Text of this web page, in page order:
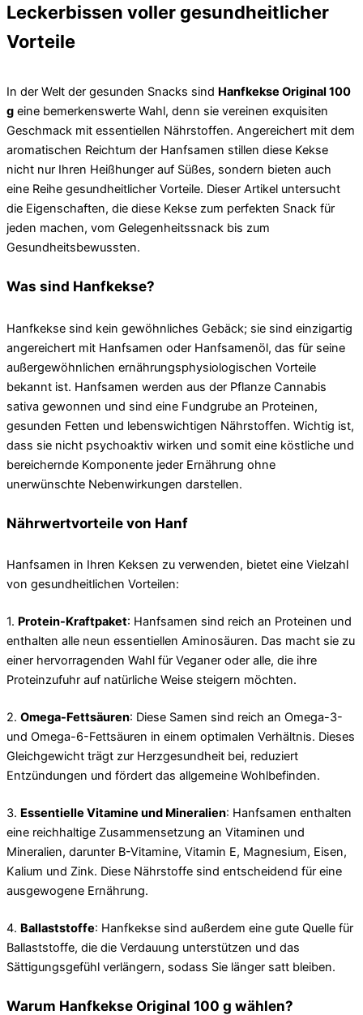
Leckerbissen voller gesundheitlicher
Vorteile
In der Welt der gesunden Snacks sind Hanfkekse Original 100
g eine bemerkenswerte Wahl, denn sie vereinen exquisiten
Geschmack mit essentiellen Nährstoffen. Angereichert mit dem
aromatischen Reichtum der Hanfsamen stillen diese Kekse
nicht nur Ihren Heißhunger auf Süßes, sondern bieten auch
eine Reihe gesundheitlicher Vorteile. Dieser Artikel untersucht
die Eigenschaften, die diese Kekse zum perfekten Snack für
jeden machen, vom Gelegenheitssnack bis zum
Gesundheitsbewussten.
Was sind Hanfkekse?
Hanfkekse sind kein gewöhnliches Gebäck; sie sind einzigartig
angereichert mit Hanfsamen oder Hanfsamenöl, das für seine
außergewöhnlichen ernährungsphysiologischen Vorteile
bekannt ist. Hanfsamen werden aus der Pflanze Cannabis
sativa gewonnen und sind eine Fundgrube an Proteinen,
gesunden Fetten und lebenswichtigen Nährstoffen. Wichtig ist,
dass sie nicht psychoaktiv wirken und somit eine köstliche und
bereichernde Komponente jeder Ernährung ohne
unerwünschte Nebenwirkungen darstellen.
Nährwertvorteile von Hanf
Hanfsamen in Ihren Keksen zu verwenden, bietet eine Vielzahl
von gesundheitlichen Vorteilen:
1. Protein-Kraftpaket: Hanfsamen sind reich an Proteinen und
enthalten alle neun essentiellen Aminosäuren. Das macht sie zu
einer hervorragenden Wahl für Veganer oder alle, die ihre
Proteinzufuhr auf natürliche Weise steigern möchten.
2. Omega-Fettsäuren: Diese Samen sind reich an Omega-3-
und Omega-6-Fettsäuren in einem optimalen Verhältnis. Dieses
Gleichgewicht trägt zur Herzgesundheit bei, reduziert
Entzündungen und fördert das allgemeine Wohlbefinden.
3. Essentielle Vitamine und Mineralien: Hanfsamen enthalten
eine reichhaltige Zusammensetzung an Vitaminen und
Mineralien, darunter B-Vitamine, Vitamin E, Magnesium, Eisen,
Kalium und Zink. Diese Nährstoffe sind entscheidend für eine
ausgewogene Ernährung.
4. Ballaststoffe: Hanfkekse sind außerdem eine gute Quelle für
Ballaststoffe, die die Verdauung unterstützen und das
Sättigungsgefühl verlängern, sodass Sie länger satt bleiben.
Warum Hanfkekse Original 100 g wählen?